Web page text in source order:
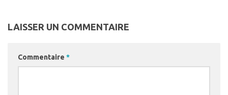
LAISSER UN COMMENTAIRE
Commentaire *